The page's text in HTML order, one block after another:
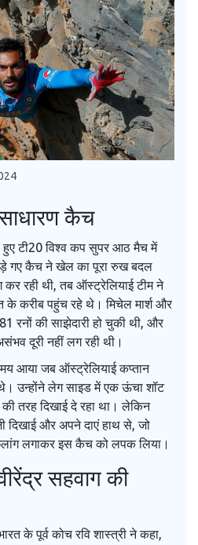
कैच
टी20 विश्व कप सुपर आठ मैच में
गए कैच ने खेल का पूरा रुख बदल
कर रही थी, तब ऑस्ट्रेलियाई टीम ने
के करीब पहुंच रहे थे। मिचेल मार्श और
रनों की साझेदारी हो चुकी थी, और
दूरी नहीं लग रही थी।
आया जब ऑस्ट्रेलियाई कप्तान
उन्होंने लेग साइड में एक ऊंचा शॉट
तरह दिखाई दे रहा था। लेकिन
दिखाई और अपने दाएं हाथ से, जो
लगाकर इस कैच को लपक लिया।
सहवाग की
के पूर्व कोच रवि शास्त्री ने कहा,